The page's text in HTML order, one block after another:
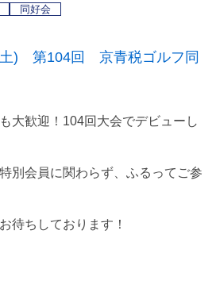
同好会
土) 第104回 京青税ゴルフ同
大歓迎！104回大会でデビューし
別会員に関わらず、ふるってご参
待ちしております！